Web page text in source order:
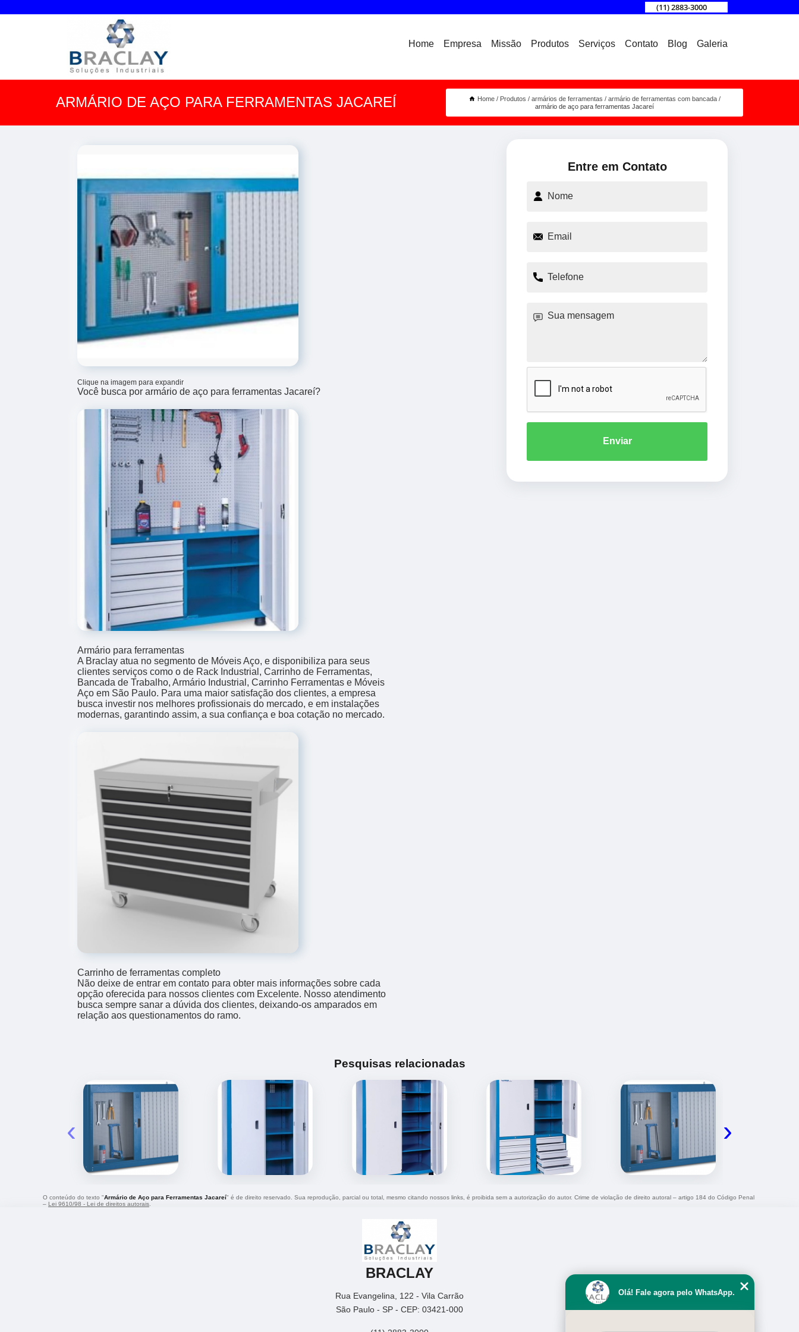
(11) 2883-3000
Home Empresa Missão Produtos Serviços Contato Blog Galeria
ARMÁRIO DE AÇO PARA FERRAMENTAS JACAREÍ Home Produtos armários de ferramentas
armário de ferramentas com bancada
armário de aço para ferramentas Jacareí
Clique na imagem para expandir
Você busca por armário de aço para ferramentas Jacareí?
Armário para ferramentas
A Braclay atua no segmento de Móveis Aço, e disponibiliza para seus
clientes serviços como o de Rack Industrial, Carrinho de Ferramentas,
Bancada de Trabalho, Armário Industrial, Carrinho Ferramentas e Móveis
Aço em São Paulo. Para uma maior satisfação dos clientes, a empresa
busca investir nos melhores profissionais do mercado, e em instalações
modernas, garantindo assim, a sua confiança e boa cotação no mercado.
Carrinho de ferramentas completo
Não deixe de entrar em contato para obter mais informações sobre cada
opção oferecida para nossos clientes com Excelente. Nosso atendimento
busca sempre sanar a dúvida dos clientes, deixando-os amparados em
relação aos questionamentos do ramo.
Entre em Contato
Enviar
Pesquisas relacionadas
‹ ›
O conteúdo do texto "Armário de Aço para Ferramentas Jacareí" é de direito reservado. Sua reprodução, parcial ou total, mesmo citando nossos links, é proibida sem a autorização do autor. Crime de violação de direito autoral – artigo 184 do Código Penal
– Lei 9610/98 - Lei de direitos autorais.
BRACLAY
Rua Evangelina, 122 - Vila Carrão
São Paulo - SP - CEP: 03421-000
Olá! Fale agora pelo WhatsApp.